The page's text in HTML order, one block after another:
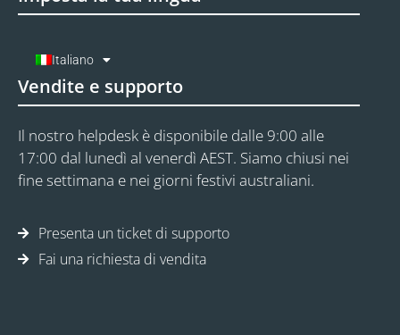
Italiano
Vendite e supporto
Il nostro helpdesk è disponibile dalle 9:00 alle
17:00 dal lunedì al venerdì AEST. Siamo chiusi nei
fine settimana e nei giorni festivi australiani.
Presenta un ticket di supporto
Fai una richiesta di vendita